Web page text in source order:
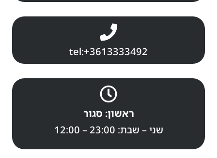
tel:+3613333492
ראשון: סגור
שני – שבת: 23:00 – 12:00